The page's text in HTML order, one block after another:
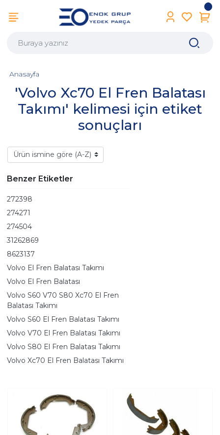
'Volvo Xc70 El Fren Balatası
Takımı' kelimesi için etiket
sonuçları
Anasayfa
Benzer Etiketler
272398
274271
274504
31262869
8623137
Volvo El Fren Balatası Takımı
Volvo El Fren Balatası
Volvo S60 V70 S80 Xc70 El Fren
Balatası Takımı
Volvo S60 El Fren Balatası Takımı
Volvo V70 El Fren Balatası Takımı
Volvo S80 El Fren Balatası Takımı
Volvo Xc70 El Fren Balatası Takımı